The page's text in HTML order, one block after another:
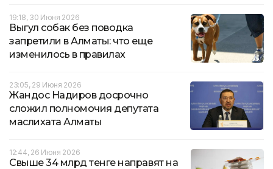
19:18, 30 Июня 2026
Выгул собак без поводка
запретили в Алматы: что еще
изменилось в правилах
23:05, 29 Июня 2026
Жандос Надиров досрочно
сложил полномочия депутата
маслихата Алматы
12:44, 26 Июня 2026
Свыше 34 млрд тенге направят на